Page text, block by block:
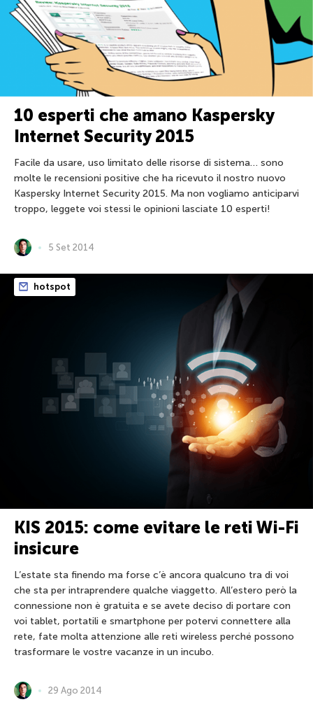
10 esperti che amano Kaspersky
Internet Security 2015
Facile da usare, uso limitato delle risorse di sistema… sono
molte le recensioni positive che ha ricevuto il nostro nuovo
Kaspersky Internet Security 2015. Ma non vogliamo anticiparvi
troppo, leggete voi stessi le opinioni lasciate 10 esperti!
5 Set 2014
hotspot
KIS 2015: come evitare le reti Wi-Fi
insicure
L’estate sta finendo ma forse c’è ancora qualcuno tra di voi
che sta per intraprendere qualche viaggetto. All’estero però la
connessione non è gratuita e se avete deciso di portare con
voi tablet, portatili e smartphone per potervi connettere alla
rete, fate molta attenzione alle reti wireless perché possono
trasformare le vostre vacanze in un incubo.
29 Ago 2014